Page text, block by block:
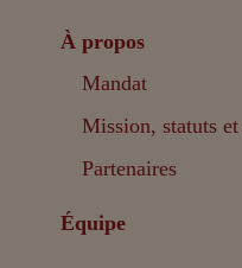
À propos
Mandat
Mission, statuts
Partenaires
Équipe